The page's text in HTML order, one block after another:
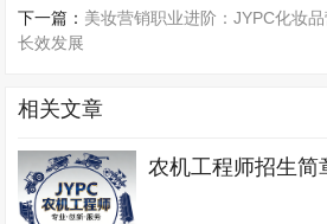
下一篇： 美妆营销职业进阶：JYPC化妆
长效发展
相关文章
农机工程师招生简